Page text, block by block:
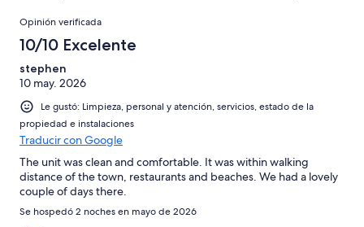
135
Opiniones
Opinión verificada
10/10 Excelente
stephen
10 may. 2026
Le gustó: Limpieza, personal y atención, servicios, estado de la
propiedad e instalaciones
Traducir con Google
The unit was clean and comfortable. It was within walking
distance of the town, restaurants and beaches. We had a lovely
couple of days there.
Se hospedó 2 noches en mayo de 2026